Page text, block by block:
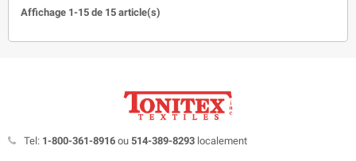
Affichage 1-15 de 15 article(s)
Tel: 1-800-361-8916 ou 514-389-8293 localement